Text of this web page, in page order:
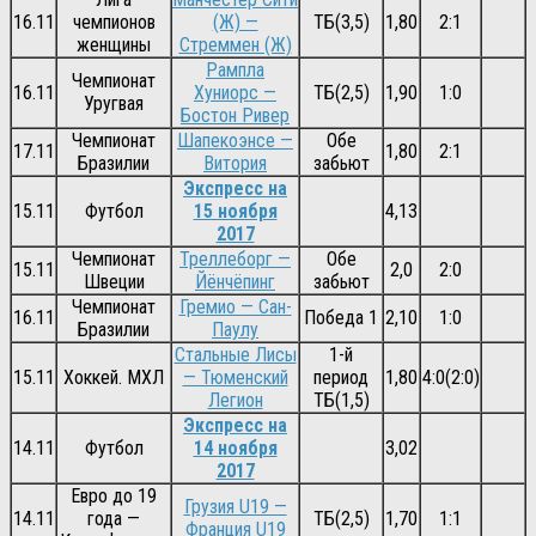
16.11
чемпионов
женщины
(Ж) —
Стреммен (Ж)
ТБ(3,5) 1,80 2:1
16.11
Чемпионат
Уругвая
Рампла
Хуниорс —
Бостон Ривер
ТБ(2,5) 1,90 1:0
17.11
Чемпионат
Бразилии
Шапекоэнсе —
Витория
Обе
забьют
1,80 2:1
15.11 Футбол
Экспресс на
15 ноября
2017
4,13
15.11
Чемпионат
Швеции
Треллеборг —
Йёнчёпинг
Обе
забьют
2,0 2:0
16.11
Чемпионат
Бразилии
Гремио — Сан-
Паулу
Победа 1 2,10 1:0
15.11 Хоккей. МХЛ
Стальные Лисы
— Тюменский
Легион
1-й
период
ТБ(1,5)
1,80 4:0(2:0)
14.11 Футбол
Экспресс на
14 ноября
2017
3,02
14.11
Евро до 19
года —
Грузия U19 —
Франция U19
ТБ(2,5) 1,70 1:1